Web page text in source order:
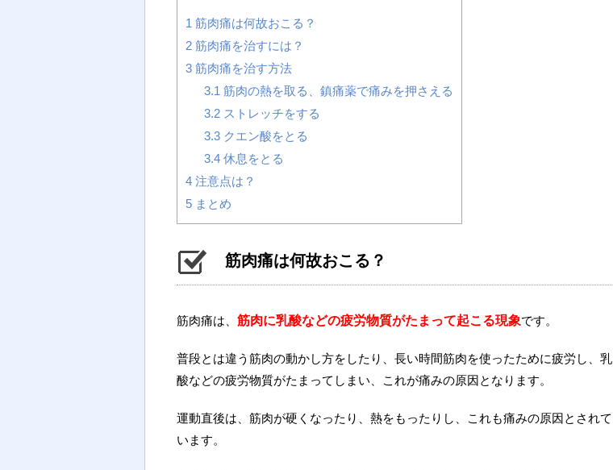
1 筋肉痛は何故おこる？
2 筋肉痛を治すには？
3 筋肉痛を治す方法
3.1 筋肉の熱を取る、鎮痛薬で痛みを押さえる
3.2ストレッチをする
3.3クエン酸をとる
3.4休息をとる
4 注意点は？
5 まとめ
筋肉痛は何故おこる？
筋肉痛は、 筋肉に乳酸などの疲労物質がたまって起こる現象です。
普段とは違う筋肉の動かし方をしたり、長い時間筋肉を使ったために疲労し、乳
酸などの疲労物質がたまってしまい、これが痛みの原因となります。
運動直後は、筋肉が硬くなったり、熱をもったりし、これも痛みの原因とされて
います。